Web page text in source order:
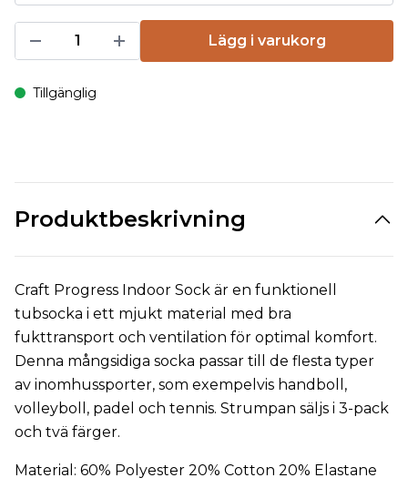
Lägg i varukorg
Tillgänglig
Produktbeskrivning
Craft Progress Indoor Sock är en funktionell
tubsocka i ett mjukt material med bra
fukttransport och ventilation för optimal komfort.
Denna mångsidiga socka passar till de flesta typer
av inomhussporter, som exempelvis handboll,
volleyboll, padel och tennis. Strumpan säljs i 3-pack
och tvä färger.
Material: 60% Polyester 20% Cotton 20% Elastane